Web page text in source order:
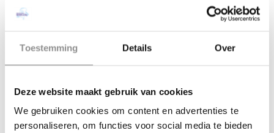
Toestemming Details Over
Deze website maakt gebruik van cookies
We gebruiken cookies om content en advertenties te
personaliseren, om functies voor social media te bieden
Mogelijkheden voor
dakisolatie
renovatie:
Dakisolatie aan de buitenzijde (sarkingmethode): bij het